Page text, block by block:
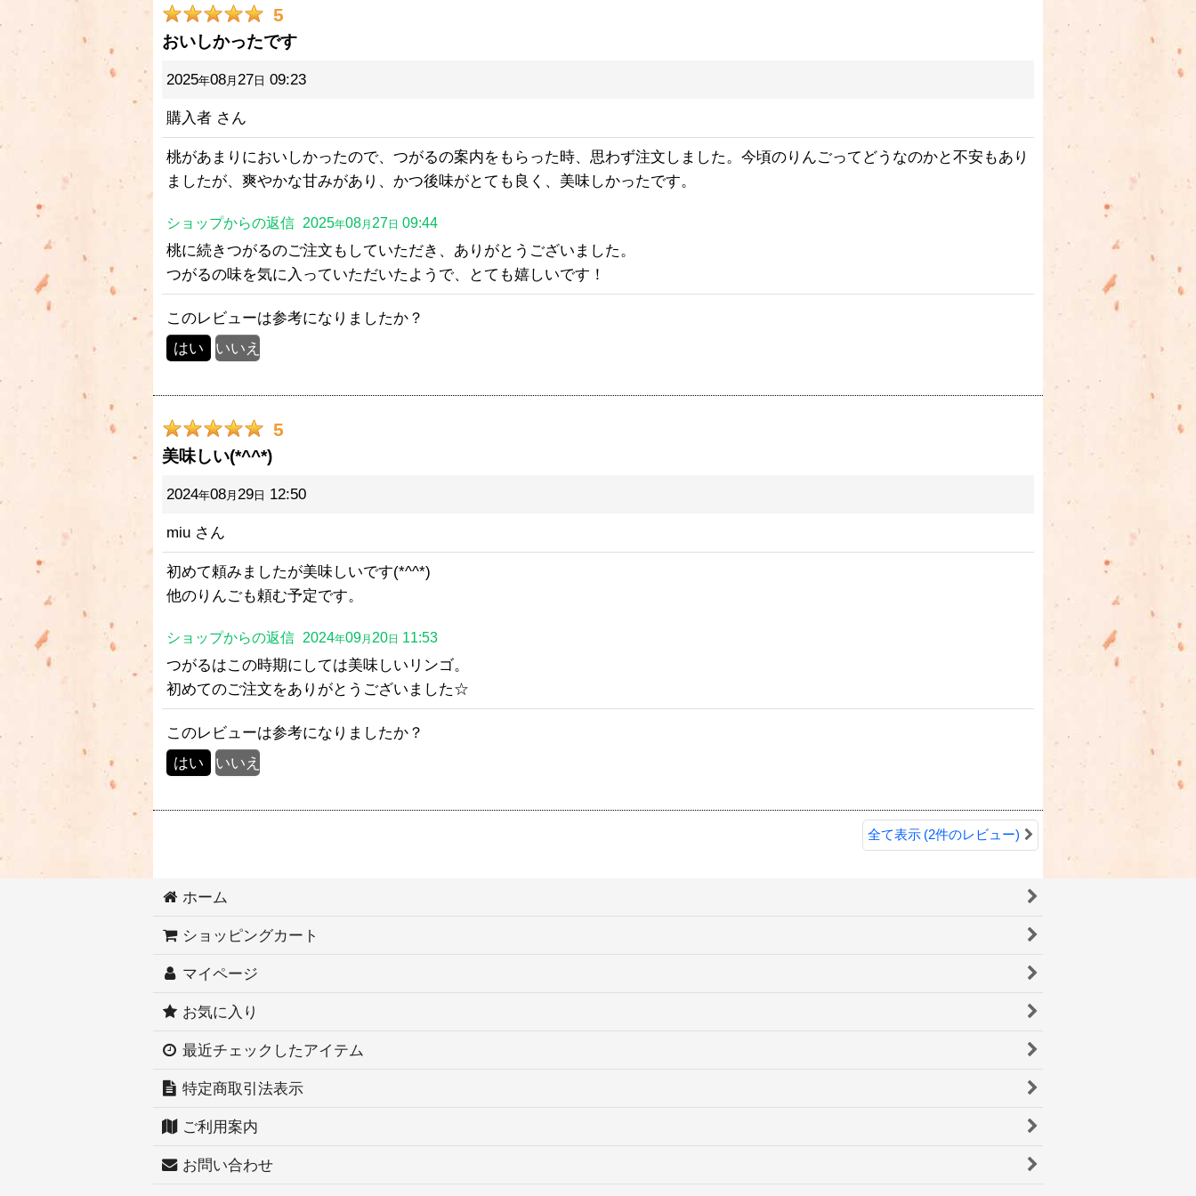
5
おいしかったです
2025年08月 27 日 09:23
購入者 さん
桃があまりにおいしかったので、つがるの案内をもらった時、思わず注文しました。今頃のりんごってどうなのかと不安もあり
ましたが、爽やかな甘みがあり、かつ後味がとても良く、美味しかったです。
ショップからの返信 2025年08月 27日 09:44
桃に続きつがるのご注文もしていただき、ありがとうございました。
つがるの味を気に入っていただいたようで、とても嬉しいです！
このレビューは参考になりましたか？
はい いいえ
5
美味しい(*^^*)
2024年08月 29 日 12:50
miu さん
初めて頼みましたが美味しいです(*^^*)
他のりんごも頼む予定です。
ショップからの返信 2024年09月 20日 11:53
つがるはこの時期にしては美味しいリンゴ。
初めてのご注文をありがとうございました☆
このレビューは参考になりましたか？
はい いいえ
全て表示 (2件のレビュー)
ホーム
ショッピングカート
マイページ
お気に入り
最近チェックしたアイテム
特定商取引法表示
ご利用案内
お問い合わせ